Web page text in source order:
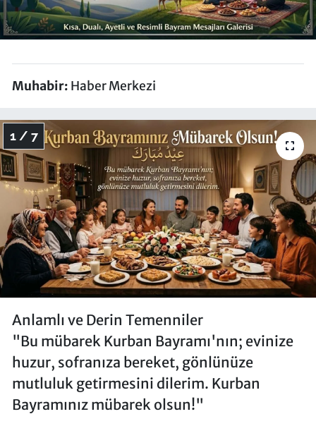
Muhabir: Haber Merkezi
1 / 7
Anlamlı ve Derin Temenniler
"Bu mübarek Kurban Bayramı'nın; evinize
huzur, sofranıza bereket, gönlünüze
mutluluk getirmesini dilerim. Kurban
Bayramınız mübarek olsun!"